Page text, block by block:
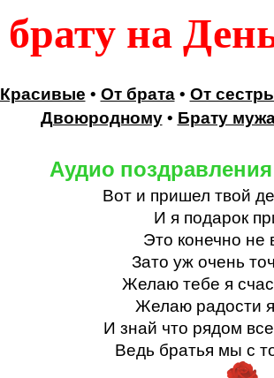
брату на
Красивые • От брата• От
Двоюродному• Брату
Аудио
Вот и пришел твой
И я подарок
Это конечно не
Зато уж очень
Желаю тебе я
Желаю радости
И знай что рядом
Ведь братья мы с